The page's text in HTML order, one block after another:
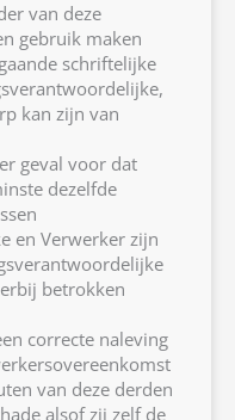
van deze
gebruik maken
schriftelijke
kan zijn van
geval voor dat
dezelfde
en Verwerker zijn
betrokken
correcte naleving
van deze derden
alsof zij zelf de